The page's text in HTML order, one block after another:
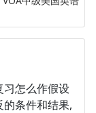
习怎么作假设
条件和结果,